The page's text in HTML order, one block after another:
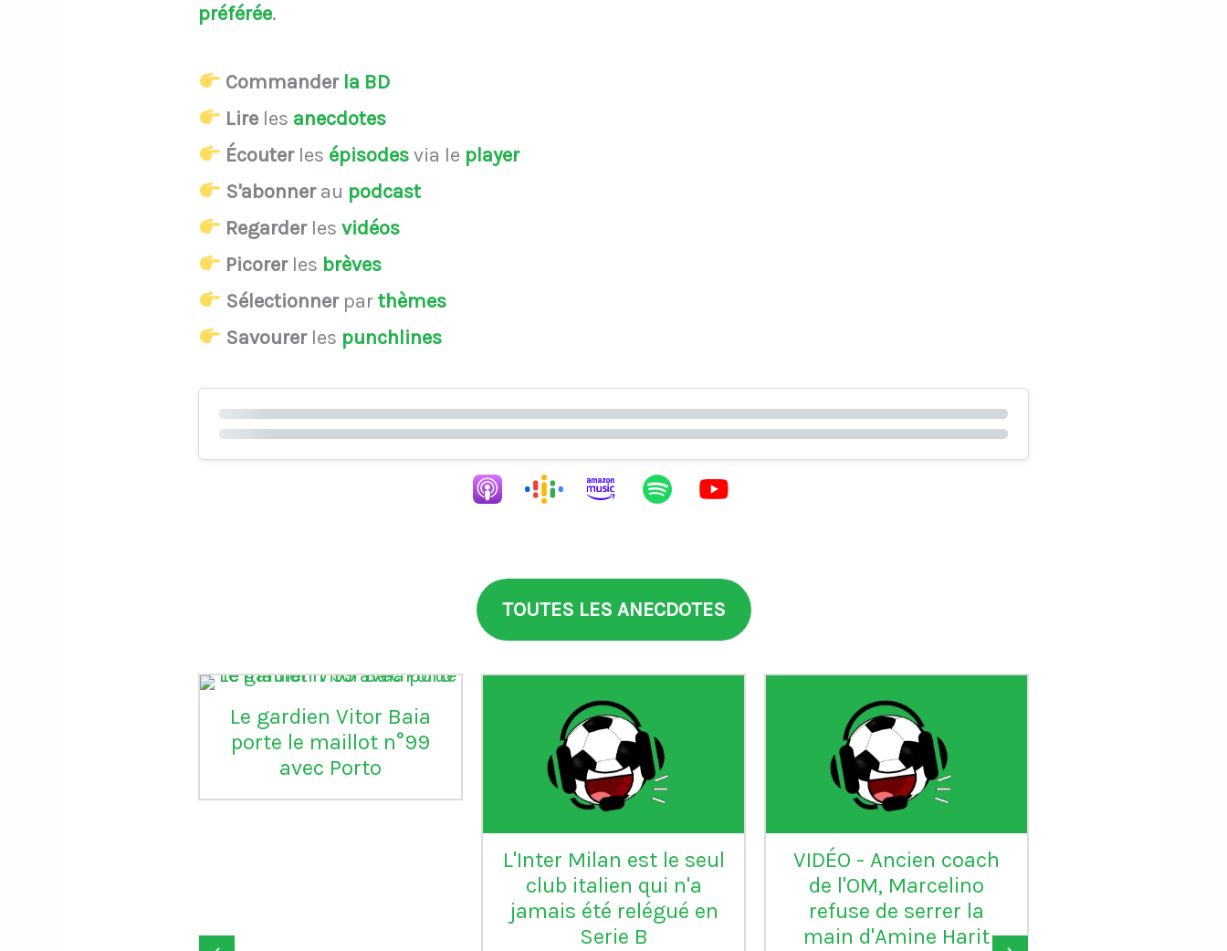
préférée.
Commander la BD
Lire les anecdotes
Écouterles épisodesvia le player
S'abonnerau podcast
Regarderlesvidéos
Picorerles brèves
Sélectionnerparthèmes
Savourerles punchlines
TOUTES LES ANECDOTES
Le gardien Vitor Baia
porte le maillot n°99
avec Porto
L'Inter Milan est le seul
club italien qui n'a
jamais été relégué en
Serie B
VIDÉO - Ancien coach
de l'OM, Marcelino
refuse de serrer la
main d'Amine Harit